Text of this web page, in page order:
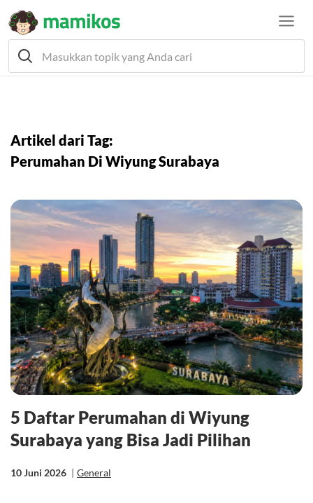
Artikel dari Tag:
Perumahan Di Wiyung Surabaya
5 Daftar Perumahan di Wiyung
Surabaya yang Bisa Jadi Pilihan
10 Juni 2026 | General